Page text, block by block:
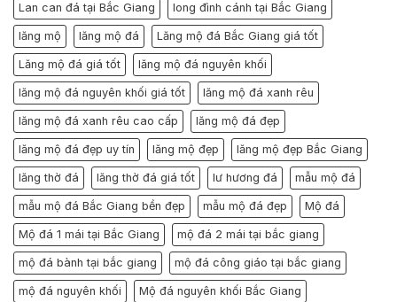
Lan can đá tại Bắc Giang long đình cánh tại Bắc Giang
lăng mộ lăng mộ đá Lăng mộ đá Bắc Giang giá tốt
Lăng mộ đá giá tốt lăng mộ đá nguyên khối
lăng mộ đá nguyên khối giá tốt lăng mộ đá xanh rêu
lăng mộ đá xanh rêu cao cấp lăng mộ đá đẹp
lăng mộ đá đẹp uy tín lăng mộ đẹp lăng mộ đẹp Bắc Giang
lăng thờ đá lăng thờ đá giá tốt lư hương đá mẫu mộ đá
mẫu mộ đá Bắc Giang bền đẹp mẫu mộ đá đẹp Mộ đá
Mộ đá 1 mái tại Bắc Giang mộ đá 2 mái tại bắc giang
mộ đá bành tại bắc giang mộ đá công giáo tại bắc giang
mộ đá nguyên khối Mộ đá nguyên khối Bắc Giang